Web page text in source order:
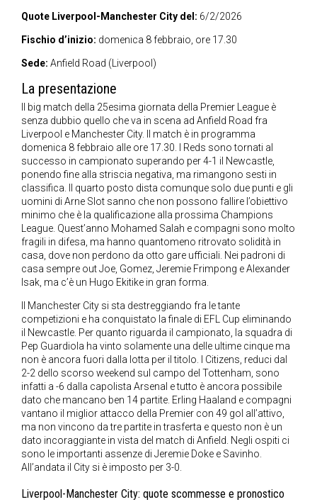
Quote Liverpool-Manchester City del: 6/2/2026
Fischio d’inizio: domenica 8 febbraio, ore 17.30
Sede: Anfield Road (Liverpool)
La presentazione
Il big match della 25esima giornata della Premier League è
senza dubbio quello che va in scena ad Anfield Road fra
Liverpool e Manchester City. Il match è in programma
domenica 8 febbraio alle ore 17.30. I Reds sono tornati al
successo in campionato superando per 4-1 il Newcastle,
ponendo fine alla striscia negativa, ma rimangono sesti in
classifica. Il quarto posto dista comunque solo due punti e gli
uomini di Arne Slot sanno che non possono fallire l’obiettivo
minimo che è la qualificazione alla prossima Champions
League. Quest’anno Mohamed Salah e compagni sono molto
fragili in difesa, ma hanno quantomeno ritrovato solidità in
casa, dove non perdono da otto gare ufficiali. Nei padroni di
casa sempre out Joe, Gomez, Jeremie Frimpong e Alexander
Isak, ma c’è un Hugo Ekitike in gran forma.
Il Manchester City si sta destreggiando fra le tante
competizioni e ha conquistato la finale di EFL Cup eliminando
il Newcastle. Per quanto riguarda il campionato, la squadra di
Pep Guardiola ha vinto solamente una delle ultime cinque ma
non è ancora fuori dalla lotta per il titolo. I Citizens, reduci dal
2-2 dello scorso weekend sul campo del Tottenham, sono
infatti a -6 dalla capolista Arsenal e tutto è ancora possibile
dato che mancano ben 14 partite. Erling Haaland e compagni
vantano il miglior attacco della Premier con 49 gol all’attivo,
ma non vincono da tre partite in trasferta e questo non è un
dato incoraggiante in vista del match di Anfield. Negli ospiti ci
sono le importanti assenze di Jeremie Doke e Savinho.
All’andata il City si è imposto per 3-0.
Liverpool-Manchester City: quote scommesse e pronostico